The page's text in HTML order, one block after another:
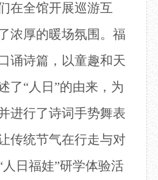
草堂影壁
大雅堂
草堂书院
在全馆开展巡游互
浓厚的暖场氛围。福
诵诗篇，以童趣和天
了“人日”的由来，为
进行了诗词手势舞表
传统节气在行走与对
日福娃”研学体验活